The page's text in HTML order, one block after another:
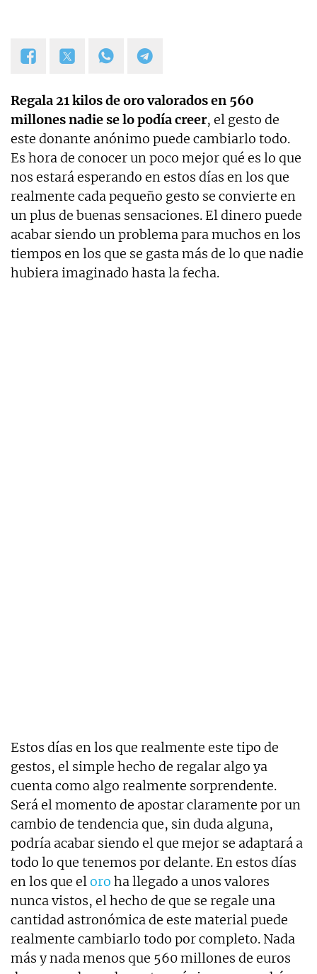
Regala 21 kilos de oro valorados en 560
millones nadie se lo podía creer, el gesto de
este donante anónimo puede cambiarlo todo.
Es hora de conocer un poco mejor qué es lo que
nos estará esperando en estos días en los que
realmente cada pequeño gesto se convierte en
un plus de buenas sensaciones. El dinero puede
acabar siendo un problema para muchos en los
tiempos en los que se gasta más de lo que nadie
hubiera imaginado hasta la fecha.
Estos días en los que realmente este tipo de
gestos, el simple hecho de regalar algo ya
cuenta como algo realmente sorprendente.
Será el momento de apostar claramente por un
cambio de tendencia que, sin duda alguna,
podría acabar siendo el que mejor se adaptará a
todo lo que tenemos por delante. En estos días
en los que eloro ha llegado a unos valores
nunca vistos, el hecho de que se regale una
cantidad astronómica de este material puede
realmente cambiarlo todo por completo. Nada
más y nada menos que 560 millones de euros